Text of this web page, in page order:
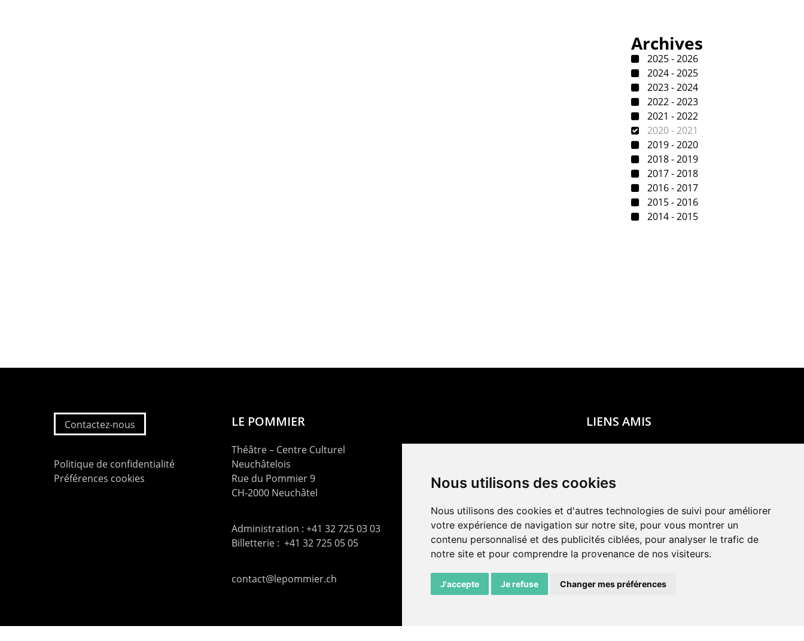
Nous utilisons des cookies
Nous utilisons des cookies et d'autres technologies de suivi pour améliorer
votre expérience de navigation sur notre site, pour vous montrer un
contenu personnalisé et des publicités ciblées, pour analyser le trafic de
notre site et pour comprendre la provenance de nos visiteurs.
J'accepte Je refuse Changer mes préférences
Archives
2025 - 2026
2024 - 2025
2023 - 2024
2022 - 2023
2021 - 2022
2020 - 2021
2019 - 2020
2018 - 2019
2017 - 2018
2016 - 2017
2015 - 2016
2014 - 2015
Contactez-nous
Politique de confidentialité
Préférences cookies
LE POMMIER
Théâtre – Centre Culturel
Neuchâtelois
Rue du Pommier 9
CH-2000 Neuchâtel
Administration : +41 32 725 03 03
Billetterie : +41 32 725 05 05
contact@lepommier.ch
LIENS AMIS